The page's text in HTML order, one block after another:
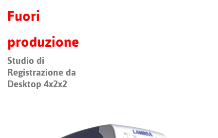
formazione
supporto
Fuori
produzione
Studio di
Registrazione da
Desktop 4x2x2